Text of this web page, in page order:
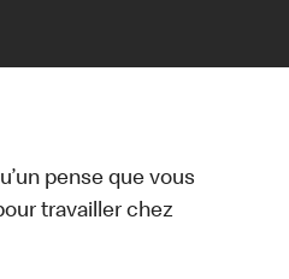
pense que vous
travailler chez